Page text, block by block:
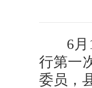
6月18
行第一
委员，